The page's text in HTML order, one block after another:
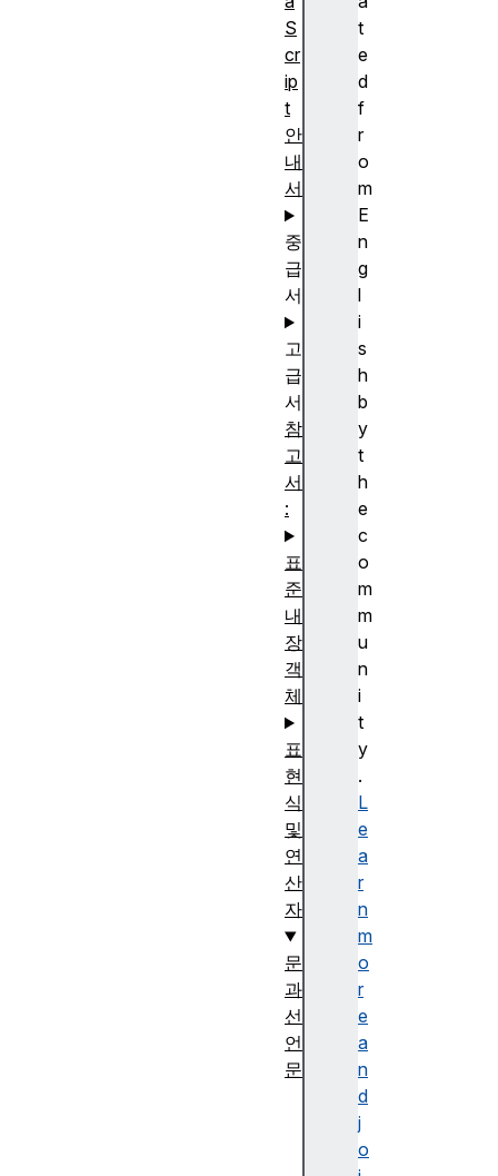
t
e
d
f
r
o
m
E
n
g
l
i
s
h
b
y
t
h
e
c
o
m
m
u
n
i
t
y
.
L
e
a
r
n
m
o
r
e
a
n
d
j
o
S
cr
ip
t
안
내
서
중
급
서
고
급
서
참
고
서
:
표
준
내
장
객
체
표
현
식
및
연
산
자
문
과
선
언
문